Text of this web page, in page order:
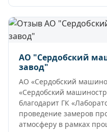
АО "Сердобский
завод"
АО «Сердобский
«Сердобский
благодарит ГК
проведение замеров
атмосферу в рамках